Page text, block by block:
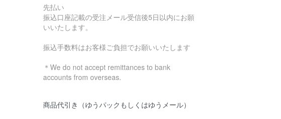
先払い
振込口座記載の受注メール受信後5日以内にお願
いいたします。
振込手数料はお客様ご負担でお願いいたします
＊We do not accept remittances to bank
accounts from overseas.
商品代引き（ゆうパックもしくはゆうメール）